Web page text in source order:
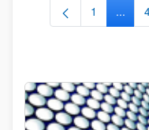
Página
1 ...